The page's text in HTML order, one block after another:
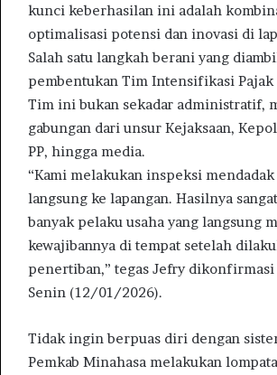
kunci keberhasilan ini adalah
optimalisasi potensi dan inovasi di
Salah satu langkah berani yang
pembentukan Tim Intensifikasi Pajak
Tim ini bukan sekadar administratif,
gabungan dari unsur Kejaksaan,
PP, hingga media.
“Kami melakukan inspeksi
langsung ke lapangan. Hasilnya
banyak pelaku usaha yang langsung
kewajibannya di tempat setelah
penertiban,” tegas Jefry
Senin (12/01/2026).
Tidak ingin berpuas diri dengan
Pemkab Minahasa melakukan